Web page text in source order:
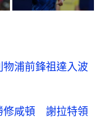
浦前鋒祖達入波
修咸頓 謝拉特領